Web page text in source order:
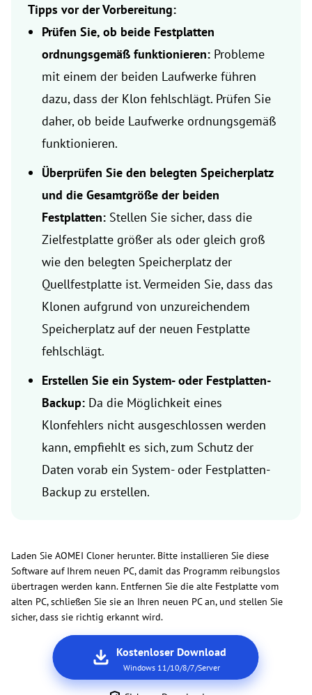
Tipps vor der Vorbereitung:
Prüfen Sie, ob beide Festplatten
ordnungsgemäß funktionieren: Probleme
mit einem der beiden Laufwerke führen
dazu, dass der Klon fehlschlägt. Prüfen Sie
daher, ob beide Laufwerke ordnungsgemäß
funktionieren.
Überprüfen Sie den belegten Speicherplatz
und die Gesamtgröße der beiden
Festplatten: Stellen Sie sicher, dass die
Zielfestplatte größer als oder gleich groß
wie den belegten Speicherplatz der
Quellfestplatte ist. Vermeiden Sie, dass das
Klonen aufgrund von unzureichendem
Speicherplatz auf der neuen Festplatte
fehlschlägt.
Erstellen Sie ein System- oder Festplatten-
Backup: Da die Möglichkeit eines
Klonfehlers nicht ausgeschlossen werden
kann, empfiehlt es sich, zum Schutz der
Daten vorab ein System- oder Festplatten-
Backup zu erstellen.
Laden Sie AOMEI Cloner herunter. Bitte installieren Sie diese
Software auf Ihrem neuen PC, damit das Programm reibungslos
übertragen werden kann. Entfernen Sie die alte Festplatte vom
alten PC, schließen Sie sie an Ihren neuen PC an, und stellen Sie
sicher, dass sie richtig erkannt wird.
Kostenloser Download
Windows 11/10/8/7/Server